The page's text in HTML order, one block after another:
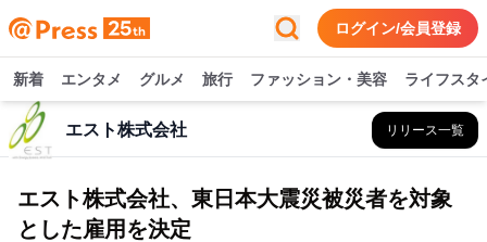
ログイン/会員登録
新着 エンタメ グルメ 旅行 ファッション・美容 ライフスタ
エスト株式会社 リリース一覧
エスト株式会社、東日本大震災被災者を対象
とした雇用を決定